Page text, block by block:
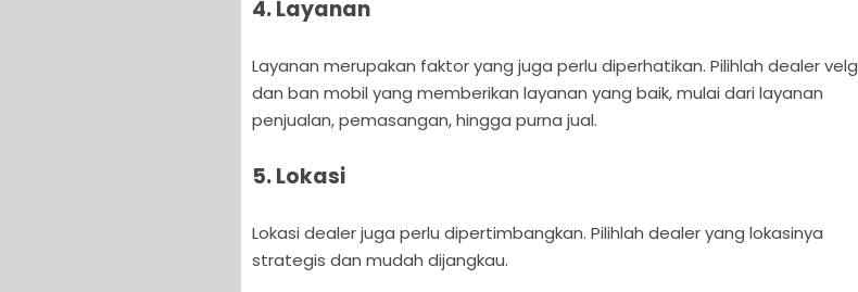
4. Layanan
Layanan merupakan faktor yang juga perlu diperhatikan. Pilihlah dealer velg
dan ban mobil yang memberikan layanan yang baik, mulai dari layanan
penjualan, pemasangan, hingga purna jual.
5. Lokasi
Lokasi dealer juga perlu dipertimbangkan. Pilihlah dealer yang lokasinya
strategis dan mudah dijangkau.